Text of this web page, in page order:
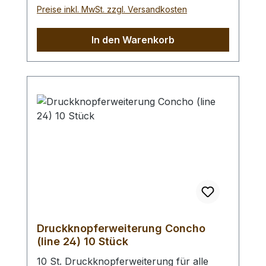
Preise inkl. MwSt. zzgl. Versandkosten
In den Warenkorb
Druckknopferweiterung Concho
(line 24) 10 Stück
10 St. Druckknopferweiterung für alle